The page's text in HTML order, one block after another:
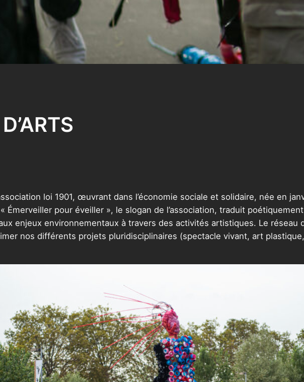
loi 1901, œuvrant dans l’économie sociale et solidaire, née en
Émerveiller pour éveiller », le slogan de l’association, traduit
enjeux environnementaux à travers des activités artistiques. Le réseau
nos différents projets pluridisciplinaires (spectacle vivant, art